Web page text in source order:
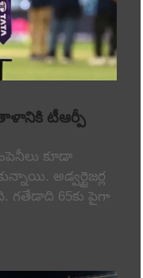
టీఆర్పీ
కూడా
అడ్వర్టైజర్ల
గతేడాది 65కు పైగా